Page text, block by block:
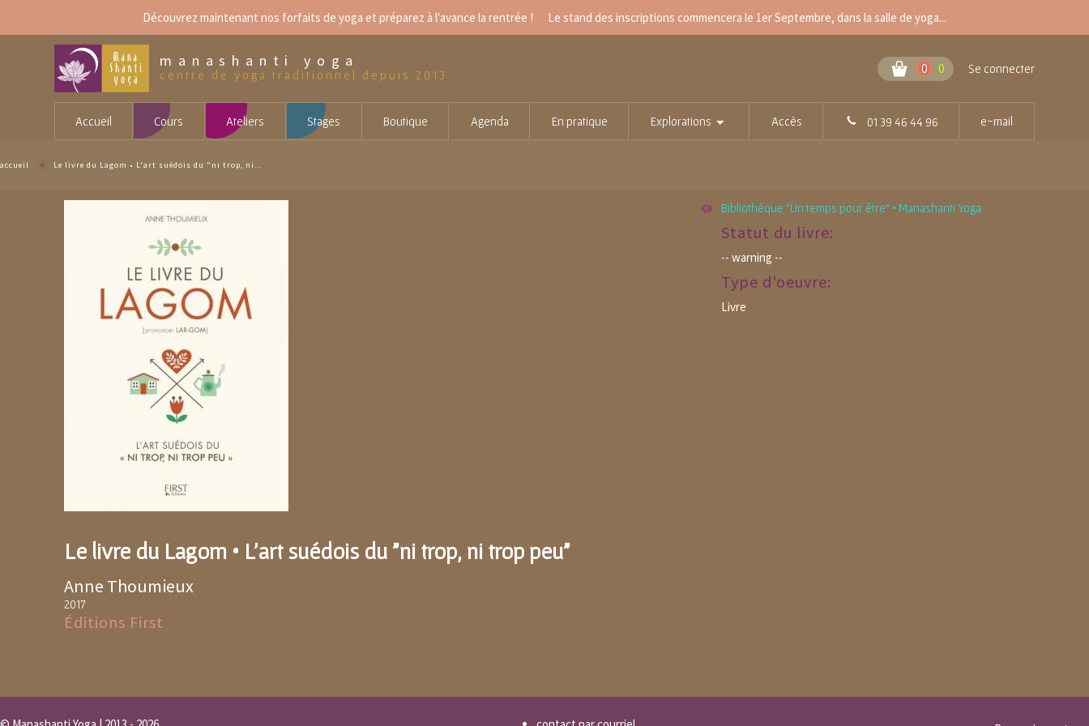
contenu
Découvrez maintenant nos forfaits de yoga et préparez à l'avance la rentrée ! Le stand des inscriptions commencera le 1er Septembre, dans la salle de yoga...
manashanti yoga
centre de yoga traditionnel depuis 2013 0 0 Se connecter
Accueil Cours Ateliers Stages Boutique Agenda En pratique Explorations Accès 01 39 46 44 96 e-mail
accueil > Le livre du Lagom • L'art suédois du "ni trop, ni...
Le livre du Lagom • L'art suédois du "ni trop, ni trop peu"
Anne Thoumieux
2017
Éditions First
Bibliothèque "Un temps pour être" • Manashanti Yoga
Statut du livre:
-- warning --
Type d'oeuvre:
Livre